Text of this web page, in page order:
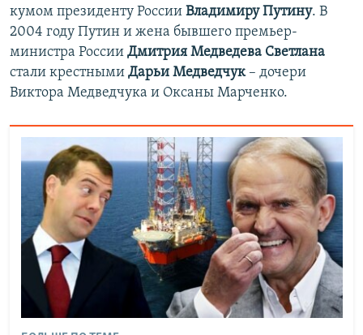
кумом президенту России Владимиру Путину. В
2004 году Путин и жена бывшего премьер-
министра России Дмитрия Медведева Светлана
стали крестными Дарьи Медведчук – дочери
Виктора Медведчука и Оксаны Марченко.